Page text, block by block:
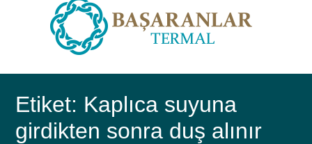
Etiket: Kaplıca suyuna
girdikten sonra duş alınır